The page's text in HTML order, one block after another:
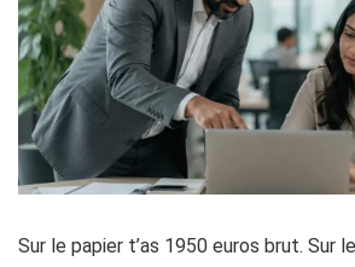
Sur le papier t’as 1950 euros brut. Sur